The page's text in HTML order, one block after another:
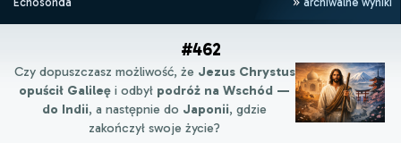
#462
Czy dopuszczasz możliwość, że Jezus Chrystus
opuścił Galileę i odbył podróż na Wschód —
do Indii, a następnie do Japonii, gdzie
zakończył swoje życie?